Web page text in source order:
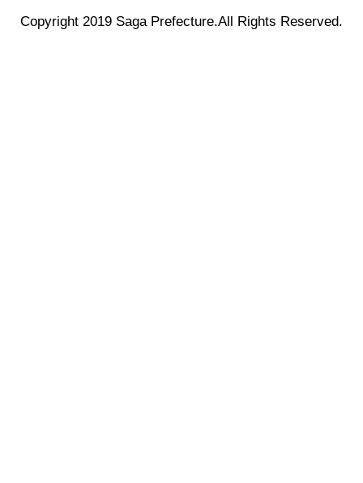
Copyright 2019 Saga Prefecture.All Rights Reserved.